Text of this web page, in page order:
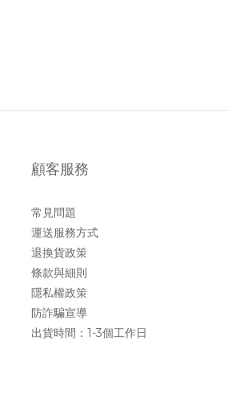
顧客服務
常見問題
運送服務方式
退換貨政策
條款與細則
隱私權政策
防詐騙宣導
出貨時間：1-3個工作日